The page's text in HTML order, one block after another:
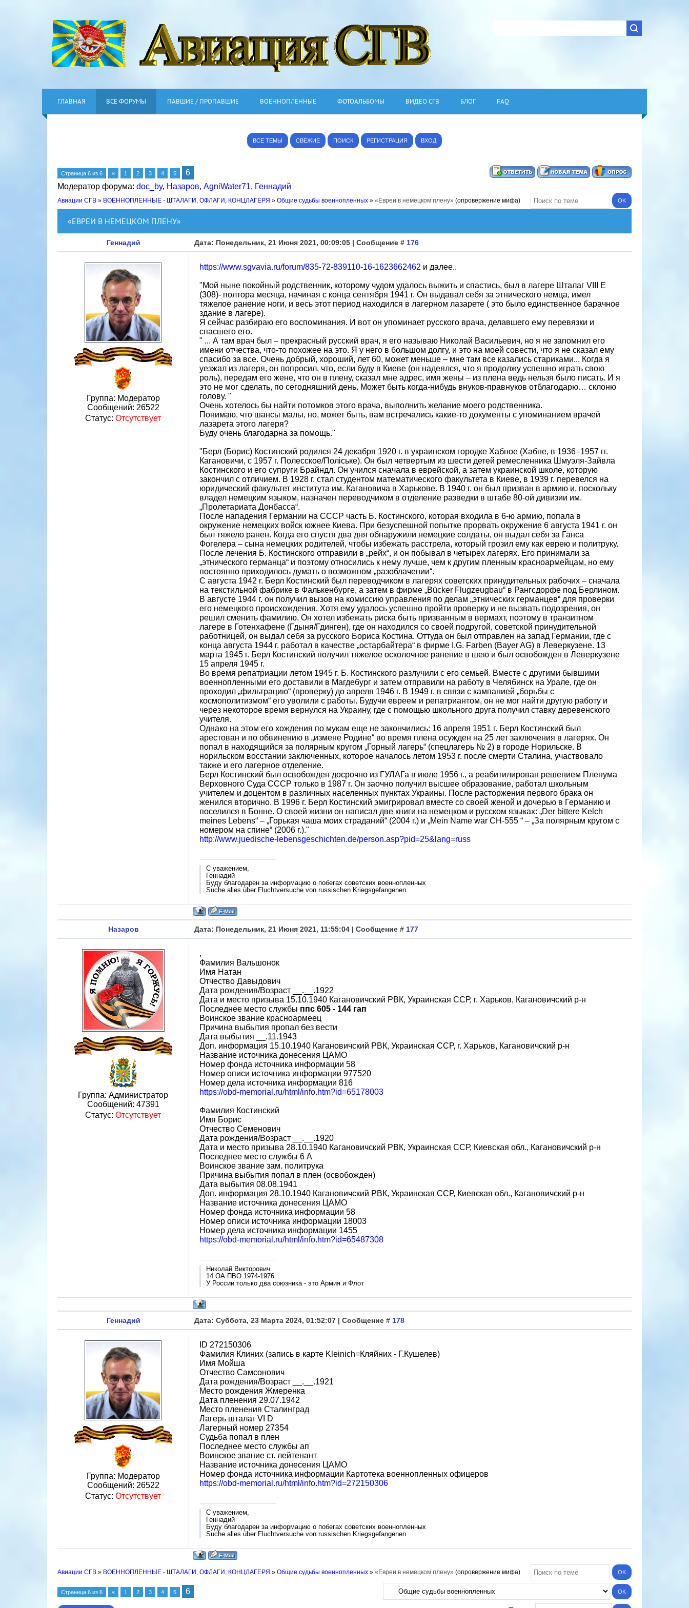
ГЛАВНАЯ ВСЕ ФОРУМЫ ПАВШИЕ / ПРОПАВШИЕ ВОЕННОПЛЕННЫЕ ФОТОАЛЬБОМЫ ВИДЕО СГВ БЛОГ FAQ
ВСЕ ТЕМЫ СВЕЖИЕ ПОИСК РЕГИСТРАЦИЯ ВХОД
Страница 6 из 6 « 1 2 3 4 5
6
Модератор форума: doc_by, Назаров, AgniWater71, Геннадий
Авиации СГВ » ВОЕННОПЛЕННЫЕ - ШТАЛАГИ, ОФЛАГИ, КОНЦЛАГЕРЯ » Общие судьбы военнопленных » «Евреи в немецком плену» (опровержение мифа)
«ЕВРЕИ В НЕМЕЦКОМ ПЛЕНУ»
Геннадий Дата: Понедельник, 21 Июня 2021, 00:09:05 | Сообщение # 176
Группа: Модератор
Сообщений: 26522
Статус: Отсутствует
https://www.sgvavia.ru/forum/835-72-839110-16-1623662462 и далее..
"Мой ныне покойный родственник, которому чудом удалось выжить и спастись, был в лагере Шталаг VIII E
(308)- полтора месяца, начиная с конца сентября 1941 г. Он выдавал себя за этнического немца, имел
тяжелое ранение ноги, и весь этот период находился в лагерном лазарете ( это было единственное барачное
здание в лагере).
Я сейчас разбираю его воспоминания. И вот он упоминает русского врача, делавшего ему перевязки и
спасшего его.
" ... А там врач был – прекрасный русский врач, я его называю Николай Васильевич, но я не запомнил его
имени отчества, что-то похожее на это. Я у него в большом долгу, и это на моей совести, что я не сказал ему
спасибо за все. Очень добрый, хороший, лет 60, может меньше – мне там все казались стариками... Когда я
уезжал из лагеря, он попросил, что, если буду в Киеве (он надеялся, что я продолжу успешно играть свою
роль), передам его жене, что он в плену, сказал мне адрес, имя жены – из плена ведь нельзя было писать. И я
это не мог сделать, по сегодняшний день. Может быть когда-нибудь внуков-правнуков отблагодарю… склоню
голову. "
Очень хотелось бы найти потомков этого врача, выполнить желание моего родственника.
Понимаю, что шансы малы, но, может быть, вам встречались какие-то документы с упоминанием врачей
лазарета этого лагеря?
Буду очень благодарна за помощь."
"Берл (Борис) Костинский родился 24 декабря 1920 г. в украинском городке Хабное (Хабне, в 1936–1957 гг.
Кагановичи, с 1957 г. Полесское/Полiське). Он был четвертым из шести детей ремесленника Шмуэля-Зайвла
Костинского и его супруги Брайндл. Он учился сначала в еврейской, а затем украинской школе, которую
закончил с отличием. В 1928 г. стал студентом математического факультета в Киеве, в 1939 г. перевелся на
юридический факультет института им. Кагановича в Харькове. В 1940 г. он был призван в армию и, поскольку
владел немецким языком, назначен переводчиком в отделение разведки в штабе 80-ой дивизии им.
„Пролетариата Донбасса“.
После нападения Германии на СССР часть Б. Костинского, которая входила в 6-ю армию, попала в
окружение немецких войск южнее Киева. При безуспешной попытке прорвать окружение 6 августа 1941 г. он
был тяжело ранен. Когда его спустя два дня обнаружили немецкие солдаты, он выдал себя за Ганса
Фогелера – сына немецких родителей, чтобы избежать расстрела, который грозил ему как еврею и политруку.
После лечения Б. Костинского отправили в „рейх“, и он побывал в четырех лагерях. Его принимали за
„этнического германца“ и поэтому относились к нему лучше, чем к другим пленным красноармейцам, но ему
постоянно приходилось думать о возможном „разоблачении“.
С августа 1942 г. Берл Костинский был переводчиком в лагерях советских принудительных рабочих – сначала
на текстильной фабрике в Фалькенбурге, а затем в фирме „Bücker Flugzeugbau“ в Рангсдорфе под Берлином.
В августе 1944 г. он получил вызов на комиссию управления по делам „этнических германцев“ для проверки
его немецкого происхождения. Хотя ему удалось успешно пройти проверку и не вызвать подозрения, он
решил сменить фамилию. Он хотел избежать риска быть призванным в вермахт, поэтому в транзитном
лагере в Готенхафене (Гдыня/Гдинген), где он находился со своей подругой, советской принудительной
работницей, он выдал себя за русского Бориса Костина. Оттуда он был отправлен на запад Германии, где с
конца августа 1944 г. работал в качестве „остарбайтера“ в фирме I.G. Farben (Bayer AG) в Леверкузене. 13
марта 1945 г. Берл Костинский получил тяжелое осколочное ранение в шею и был освобожден в Леверкузене
15 апреля 1945 г.
Во время репатриации летом 1945 г. Б. Костинского разлучили с его семьей. Вместе с другими бывшими
военнопленными его доставили в Магдебург и затем отправили на работу в Челябинск на Урале, где он
проходил „фильтрацию“ (проверку) до апреля 1946 г. В 1949 г. в связи с кампанией „борьбы с
космополитизмом“ его уволили с работы. Будучи евреем и репатриантом, он не мог найти другую работу и
через некоторое время вернулся на Украину, где с помощью школьного друга получил ставку деревенского
учителя.
Однако на этом его хождения по мукам еще не закончились: 16 апреля 1951 г. Берл Костинский был
арестован и по обвинению в „измене Родине“ во время плена осужден на 25 лет заключения в лагерях. Он
попал в находящийся за полярным кругом „Горный лагерь“ (спецлагерь № 2) в городе Норильске. В
норильском восстании заключенных, которое началось летом 1953 г. после смерти Сталина, участвовало
также и его лагерное отделение.
Берл Костинский был освобожден досрочно из ГУЛАГа в июле 1956 г., а реабитилирован решением Пленума
Верховного Суда СССР только в 1987 г. Он заочно получил высшее образование, работал школьным
учителем и доцентом в различных населенных пунктах Украины. После расторжения первого брака он
женился вторично. В 1996 г. Берл Костинский эмигрировал вместе со своей женой и дочерью в Германию и
поселился в Бонне. О своей жизни он написал две книги на немецком и русском языках: „Der bittere Kelch
meines Lebens“ – „Горькая чаша моих страданий“ (2004 г.) и „Mein Name war CH-555 “ – „За полярным кругом с
номером на спине“ (2006 г.)."
http://www.juedische-lebensgeschichten.de/person.asp?pid=25&lang=russ
С уважением,
Геннадий
Буду благодарен за информацию о побегах советских военнопленных
Suche alles über Fluchtversuche von russischen Kriegsgefangenen.
Назаров Дата: Понедельник, 21 Июня 2021, 11:55:04 | Сообщение # 177
Группа: Администратор
Сообщений: 47391
Статус: Отсутствует
,
Фамилия Вальшонок
Имя Натан
Отчество Давыдович
Дата рождения/Возраст __.__.1922
Дата и место призыва 15.10.1940 Кагановичский РВК, Украинская ССР, г. Харьков, Кагановичский р-н
Последнее место службы ппс 605 - 144 гап
Воинское звание красноармеец
Причина выбытия пропал без вести
Дата выбытия __.11.1943
Доп. информация 15.10.1940 Кагановичский РВК, Украинская ССР, г. Харьков, Кагановичский р-н
Название источника донесения ЦАМО
Номер фонда источника информации 58
Номер описи источника информации 977520
Номер дела источника информации 816
https://obd-memorial.ru/html/info.htm?id=65178003
Фамилия Костинский
Имя Борис
Отчество Семенович
Дата рождения/Возраст __.__.1920
Дата и место призыва 28.10.1940 Кагановичский РВК, Украинская ССР, Киевская обл., Кагановичский р-н
Последнее место службы 6 А
Воинское звание зам. политрука
Причина выбытия попал в плен (освобожден)
Дата выбытия 08.08.1941
Доп. информация 28.10.1940 Кагановичский РВК, Украинская ССР, Киевская обл., Кагановичский р-н
Название источника донесения ЦАМО
Номер фонда источника информации 58
Номер описи источника информации 18003
Номер дела источника информации 1455
https://obd-memorial.ru/html/info.htm?id=65487308
Николай Викторович
14 ОА ПВО 1974-1976
У России только два союзника - это Армия и Флот
Геннадий Дата: Суббота, 23 Марта 2024, 01:52:07 | Сообщение # 178
Группа: Модератор
Сообщений: 26522
Статус: Отсутствует
ID 272150306
Фамилия Клиних (запись в карте Kleinich=Кляйних - Г.Кушелев)
Имя Мойша
Отчество Самсонович
Дата рождения/Возраст __.__.1921
Место рождения Жмеренка
Дата пленения 29.07.1942
Место пленения Сталинград
Лагерь шталаг VI D
Лагерный номер 27354
Судьба попал в плен
Последнее место службы ап
Воинское звание ст. лейтенант
Название источника донесения ЦАМО
Номер фонда источника информации Картотека военнопленных офицеров
https://obd-memorial.ru/html/info.htm?id=272150306
С уважением,
Геннадий
Буду благодарен за информацию о побегах советских военнопленных
Suche alles über Fluchtversuche von russischen Kriegsgefangenen.
Авиации СГВ » ВОЕННОПЛЕННЫЕ - ШТАЛАГИ, ОФЛАГИ, КОНЦЛАГЕРЯ » Общие судьбы военнопленных » «Евреи в немецком плену» (опровержение мифа)
Страница 6 из 6 « 1 2 3 4 5 6